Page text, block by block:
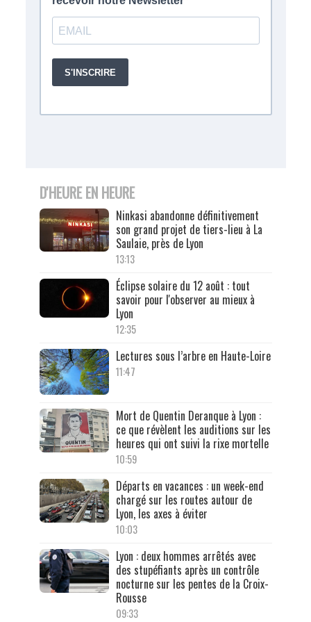
D'HEURE EN HEURE
Ninkasi abandonne définitivement
son grand projet de tiers-lieu à La
Saulaie, près de Lyon
13:13
Éclipse solaire du 12 août : tout
savoir pour l'observer au mieux à
Lyon
12:35
Lectures sous l’arbre en Haute-Loire
11:47
Mort de Quentin Deranque à Lyon :
ce que révèlent les auditions sur les
heures qui ont suivi la rixe mortelle
10:59
Départs en vacances : un week-end
chargé sur les routes autour de
Lyon, les axes à éviter
10:03
Lyon : deux hommes arrêtés avec
des stupéfiants après un contrôle
nocturne sur les pentes de la Croix-
Rousse
09:33